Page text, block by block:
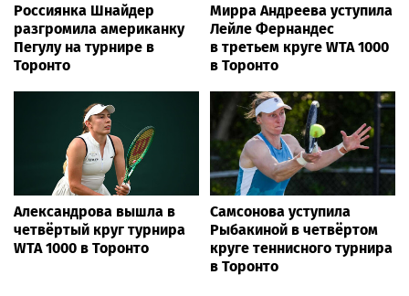
Россиянка Шнайдер
разгромила американку
Пегулу на турнире в
Торонто
Мирра Андреева уступила
Лейле Фернандес
в третьем круге WTA 1000
в Торонто
Александрова вышла в
четвёртый круг турнира
WTA 1000 в Торонто
Самсонова уступила
Рыбакиной в четвёртом
круге теннисного турнира
в Торонто